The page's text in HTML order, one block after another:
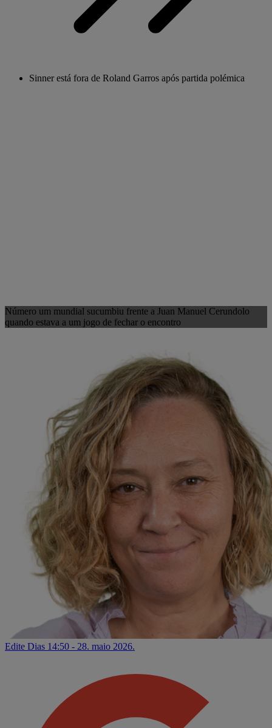
Sinner está fora de Roland Garros após partida polémica
Número um mundial sucumbiu frente a Juan Manuel Cerundolo
quando estava a um jogo de fechar o encontro
Edite Dias 14:50 - 28. maio 2026.